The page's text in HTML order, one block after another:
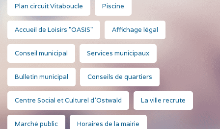
Plan circuit Vitaboucle Piscine
Accueil de Loisirs "OASIS" Affichage légal
Conseil municipal Services municipaux
Bulletin municipal Conseils de quartiers
Centre Social et Culturel d'Ostwald La ville recrute
Marché public Horaires de la mairie